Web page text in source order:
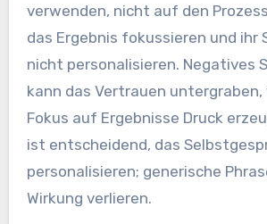
verwenden, nicht auf den
das Ergebnis fokussieren und ihr
nicht personalisieren. Negatives
kann das Vertrauen untergraben,
Fokus auf Ergebnisse Druck
ist entscheidend, das
personalisieren; generische
Wirkung verlieren.